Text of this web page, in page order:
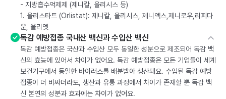
- 지방흡수억제제 (제니칼, 올리시스 등)
1. 올리스타트 (Orlistat): 제니칼, 올리시스, 제니엑스,제니로우,리피다
운, 올리엣
독감 예방접종 국내산 백신과 수입산 백신
독감 예방접종은 국산과 수입산 모두 동일한 성분으로 제조되어 독감 백
신의 효능에 있어서 차이가 없어요. 독감 예방접종은 모든 기업들이 세계
보건기구에서 동일한 바이러스를 배분받아 생산돼요. 수입된 독감 예방
접종이 더 비싸더라도, 생산과 유통 과정에서 차이가 존재할 뿐 독감 백
신 본연의 성분과 효과에는 차이가 없어요.